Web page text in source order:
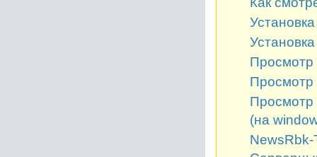
Просмотр
Просмотр
Просмотр
(на